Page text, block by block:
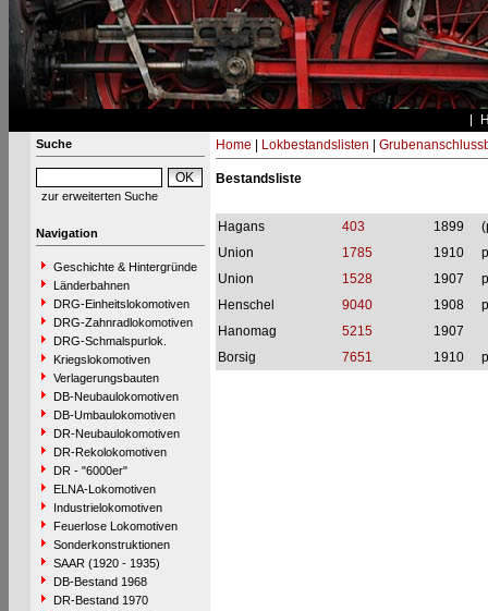
Suche
zur erweiterten Suche
Navigation
Geschichte & Hintergründe
Länderbahnen
DRG-Einheitslokomotiven
DRG-Zahnradlokomotiven
DRG-Schmalspurlok.
Kriegslokomotiven
Verlagerungsbauten
DB-Neubaulokomotiven
DB-Umbaulokomotiven
DR-Neubaulokomotiven
DR-Rekolokomotiven
DR - "6000er"
ELNA-Lokomotiven
Industrielokomotiven
Feuerlose Lokomotiven
Sonderkonstruktionen
SAAR (1920 - 1935)
DB-Bestand 1968
DR-Bestand 1970
Home Lokbestandslisten
Bestandsliste
Hagans 403 1899
Union
1785 1910
Union
1528 1907
Henschel
9040 1908
Hanomag
5215
1907
Borsig
7651 1910